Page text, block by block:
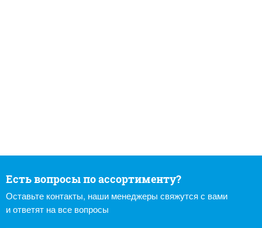
Есть вопросы по ассортименту?
Оставьте контакты, наши менеджеры свяжутся с вами
и ответят на все вопросы